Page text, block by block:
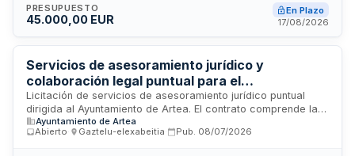
conforme a la normativa vigente en materia de contratos de
las administraciones públicas y directivas europeas
PRESUPUESTO
45.000,00 EUR
En Plazo
17/08/2026
Servicios de asesoramiento jurídico y
colaboración legal puntual para el
Ayuntamiento de Artea
Licitación de servicios de asesoramiento jurídico puntual
dirigida al Ayuntamiento de Artea. El contrato comprende la
prestación de servicios de colaboración legal en materias
diversas incluyendo contratación pública, responsabilidad
Ayuntamiento de Artea
Abierto
Gaztelu-elexabeitia Pub. 08/07/2026